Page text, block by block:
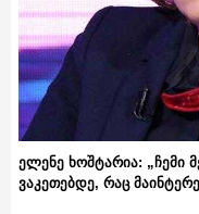
ელენე ხოშტარია: „ჩემი
ვაკეთებდე, რაც